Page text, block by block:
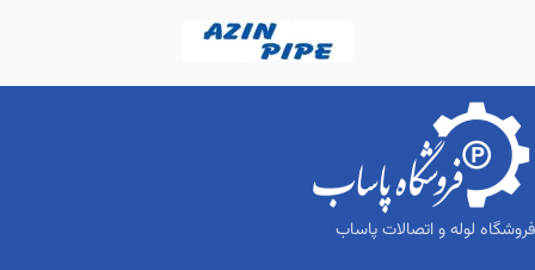
فروشگاه لوله و اتصالات پاساب